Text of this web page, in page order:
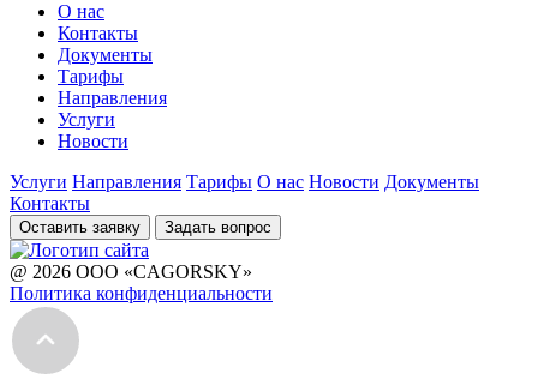
О нас
Контакты
Документы
Тарифы
Направления
Услуги
Новости
Услуги Направления Тарифы О нас Новости Документы
Контакты
Оставить заявку Задать вопрос
@ 2026 ООО «CAGORSKY»
Политика конфиденциальности